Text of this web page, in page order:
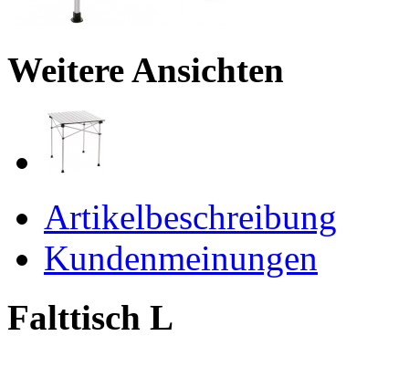
Weitere Ansichten
Artikelbeschreibung
Kundenmeinungen
Falttisch L